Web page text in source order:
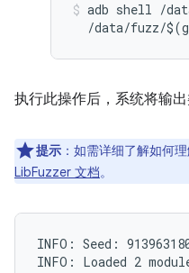
adb shell /
/data/fuzz/
执行此操作后，系统将输
提示 ：如需详细了解如何
LibFuzzer 文档。
INFO: Seed:
INFO: Loaded 2